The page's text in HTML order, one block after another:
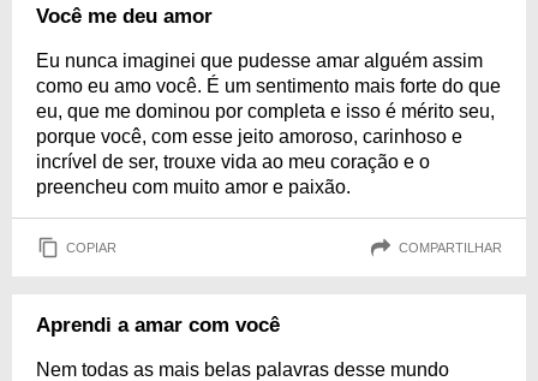
Você me deu amor
Eu nunca imaginei que pudesse amar alguém assim
como eu amo você. É um sentimento mais forte do que
eu, que me dominou por completa e isso é mérito seu,
porque você, com esse jeito amoroso, carinhoso e
incrível de ser, trouxe vida ao meu coração e o
preencheu com muito amor e paixão.
COPIAR COMPARTILHAR
Aprendi a amar com você
Nem todas as mais belas palavras desse mundo